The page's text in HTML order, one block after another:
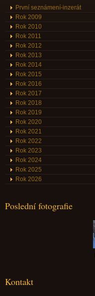
První seznámení-inzerát
Rok 2009
Rok 2010
Rok 2011
Rok 2012
Rok 2013
Rok 2014
Rok 2015
Rok 2016
Rok 2017
Rok 2018
Rok 2019
Rok 2020
Rok 2021
Rok 2022
Rok 2023
Rok 2024
Rok 2025
Rok 2026
Poslední fotografie
Kontakt